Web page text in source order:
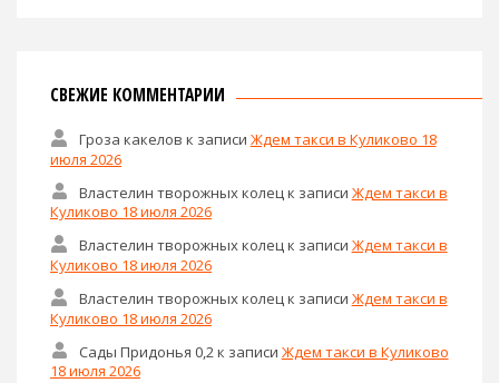
СВЕЖИЕ КОММЕНТАРИИ
Гроза какелов к записи Ждем такси в Куликово 18
июля 2026
Властелин творожных колец к записи Ждем такси в
Куликово 18 июля 2026
Властелин творожных колецк записи Ждем такси в
Куликово 18 июля 2026
Властелин творожных колец к записи Ждем такси в
Куликово 18 июля 2026
Сады Придонья 0,2 к записи Ждем такси в Куликово
18 июля 2026